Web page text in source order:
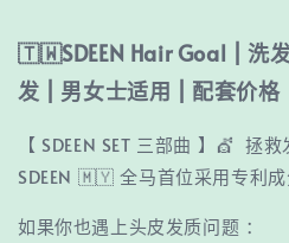
🇹🇼SDEEN Hair Goal | 洗
发 | 男女士适用 | 配套价格
【 SDEEN SET 三部曲 】💇 拯
SDEEN 🇲🇾 全马首位采用专利
如果你也遇上头皮发质问题 ：